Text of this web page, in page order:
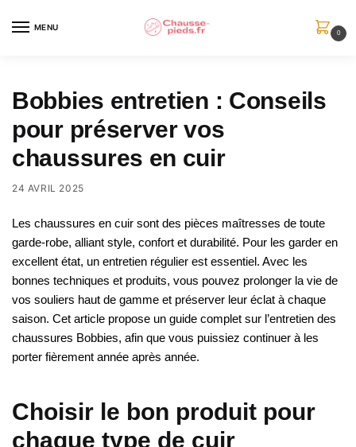
MENU
0
Bobbies entretien : Conseils
pour préserver vos
chaussures en cuir
24 AVRIL 2025
Les chaussures en cuir sont des pièces maîtresses de toute
garde-robe, alliant style, confort et durabilité. Pour les garder en
excellent état, un entretien régulier est essentiel. Avec les
bonnes techniques et produits, vous pouvez prolonger la vie de
vos souliers haut de gamme et préserver leur éclat à chaque
saison. Cet article propose un guide complet sur l’entretien des
chaussures Bobbies, afin que vous puissiez continuer à les
porter fièrement année après année.
Choisir le bon produit pour
chaque type de cuir